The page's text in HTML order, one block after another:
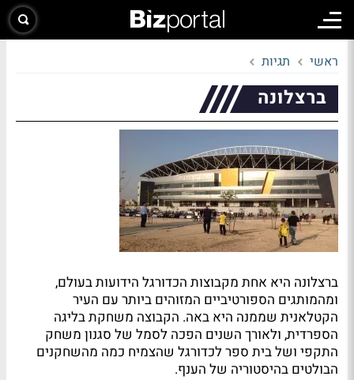
ראשי תגיות
ברצלונה
ברצלונה היא אחת מקבוצות הכדורגל הידועות בעולם,
ומהמותגים הספורטיביים המזוהים ביותר עם העיר
הקטלאנית שממנה היא באה. הקבוצה משחקת בליגה
הספרדית, ולאורך השנים הפכה לסמל של סגנון משחק
התקפי ושל בית ספר לכדורגל שהצמיח כמה מהשחקנים
הבולטים בהיסטוריה של הענף.